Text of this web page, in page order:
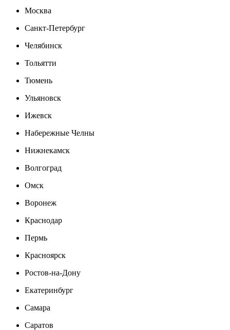
Москва
Санкт-Петербург
Челябинск
Тольятти
Тюмень
Ульяновск
Ижевск
Набережные Челны
Нижнекамск
Волгоград
Омск
Воронеж
Краснодар
Пермь
Красноярск
Ростов-на-Дону
Екатеринбург
Самара
Саратов